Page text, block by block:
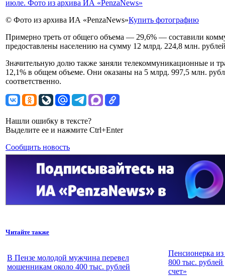
© Фото из архива ИА «PenzaNews»Купить фотографию
Примерно треть от общего объема — 29,6% — составили
предоставлены населению на сумму 12 млрд. 224,8 млн.
Значительную долю также заняли телекоммуникационные и
12,1% в общем объеме. Они оказаны на 5 млрд. 997,5 млн.
соответственно.
Нашли ошибку в тексте?
Выделите ее и нажмите Ctrl+Enter
Сообщить новость
Читайте также
В Пензе молодой мужчина перевел
мошенникам около 400 тыс. рублей
Пенсионерка
800 тыс.
счет»